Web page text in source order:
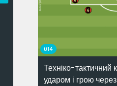
U14
Техніко-тактичний
ударом і грою